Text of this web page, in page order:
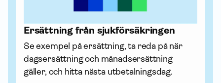
Ersättning från sjuk­försäkringen
Se exempel på ersättning, ta reda på när
dagsersättning och månadsersättning
gäller, och hitta nästa utbetalningsdag.